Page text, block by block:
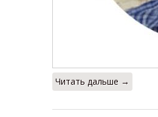
Читать дальше →